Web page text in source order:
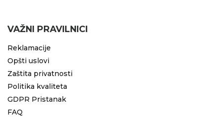
VAŽNI PRAVILNICI
Reklamacije
Opšti uslovi
Zaštita privatnosti
Politika kvaliteta
GDPR Pristanak
FAQ